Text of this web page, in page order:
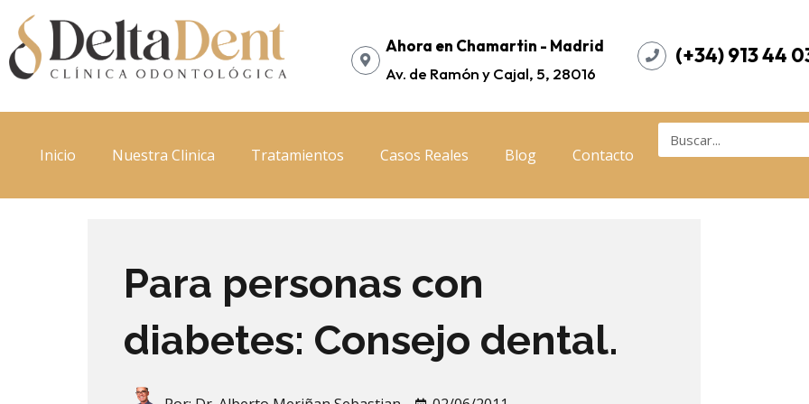
contenido
Ahora en Chamartin - Madrid
Av. de Ramón y Cajal, 5, 28016
(+34) 913 44
Inicio Nuestra Clinica Tratamientos Casos Reales Blog Contacto
Para personas con
diabetes: Consejo dental.